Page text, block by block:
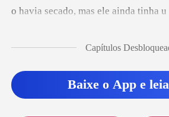
Baixar App
o havi
Capítulos
Baixe o App e